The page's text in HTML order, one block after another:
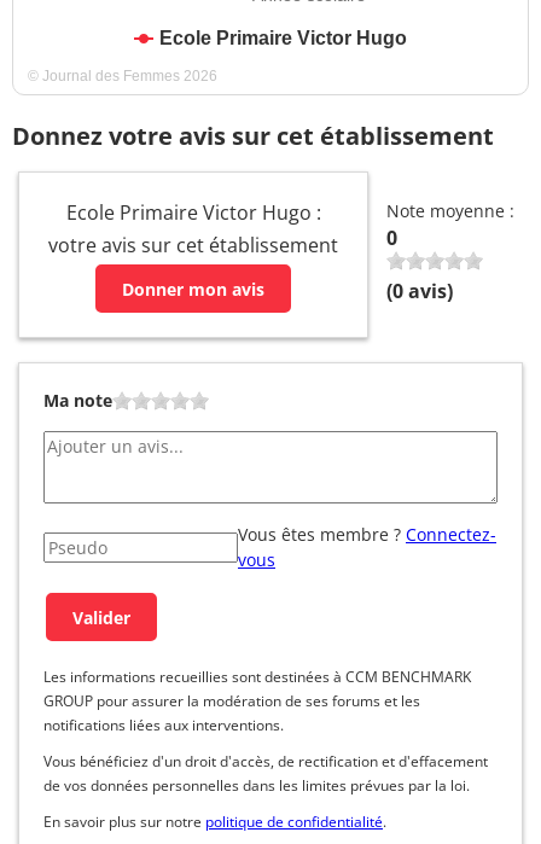
Ecole Primaire Victor Hugo
© Journal des Femmes 2026
Donnez votre avis sur cet établissement
Ecole Primaire Victor Hugo :
votre avis sur cet établissement
Donner mon avis
Note moyenne :
0
(0avis)
Ma note
Vous êtes membre ? Connectez-
vous
Les informations recueillies sont destinées à CCM BENCHMARK
GROUP pour assurer la modération de ses forums et les
notifications liées aux interventions.
Vous bénéficiez d'un droit d'accès, de rectification et d'effacement
de vos données personnelles dans les limites prévues par la loi.
En savoir plus sur notre politique de confidentialité.